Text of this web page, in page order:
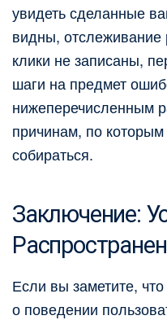
увидеть сделанные
видны, отслеживание
клики не записаны,
шаги на предмет
нижеперечисленным
причинам, по
собираться.
Заключение:
Если вы заметите,
о поведении